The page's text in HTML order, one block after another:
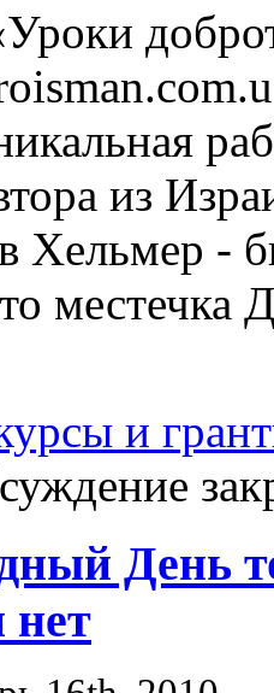
из
Хельмер -
местечка
и
День
нет